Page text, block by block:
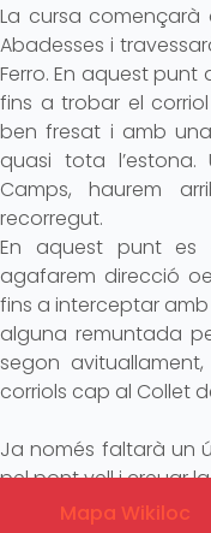
La cursa
Abadesses i
Ferro. En aquest punt
fins a trobar el
ben fresat i amb
quasi tota
Camps, haurem
recorregut.
En aquest punt es
agafarem direcció
fins a interceptar amb
alguna remuntada
segon
corriols cap al Collet
Ja només faltarà un
pel pont vell i creuar
Mapa Wikiloc